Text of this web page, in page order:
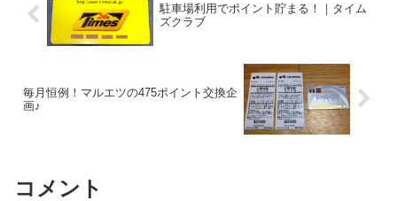
駐車場利用でポイント貯まる！｜タイム
ズクラブ
毎月恒例！マルエツの475ポイント交換企
画♪
コメント